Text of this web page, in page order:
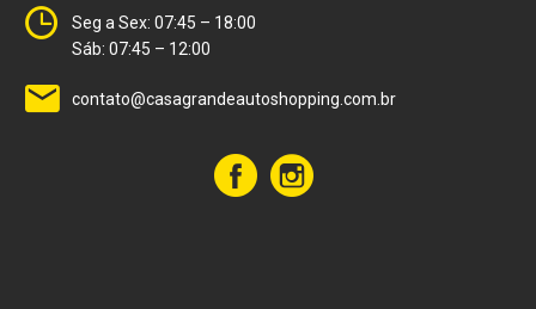
Seg a Sex: 07:45 – 18:00
Sáb: 07:45 – 12:00
contato@casagrandeautoshopping.com.br